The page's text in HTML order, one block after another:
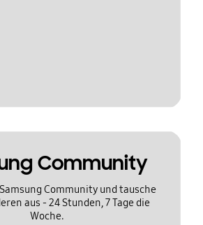
Community
Community und tausche
aus - 24 Stunden, 7 Tage die
Woche.